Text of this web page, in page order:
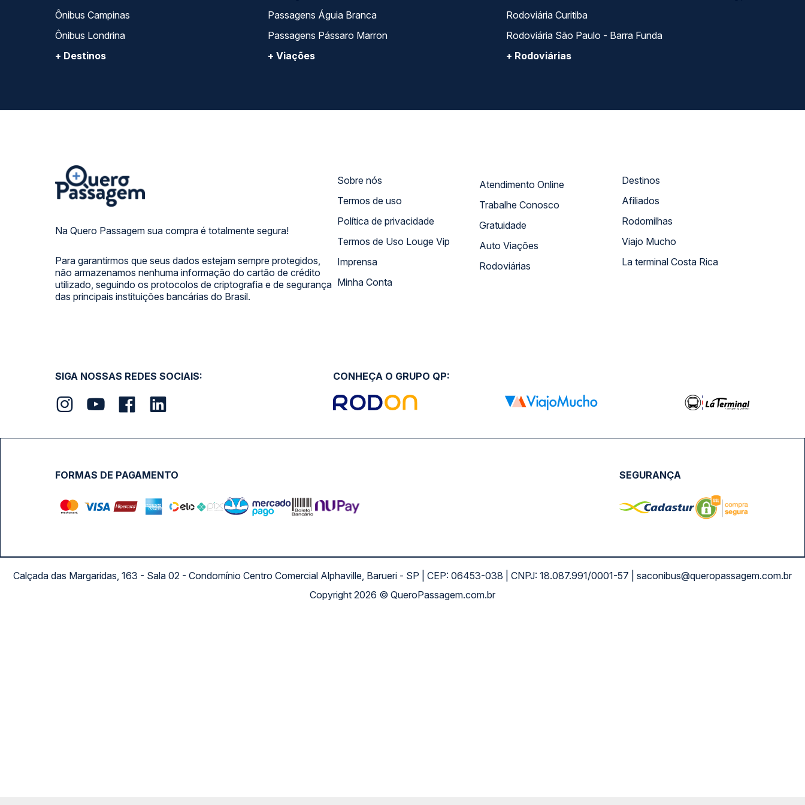
Ônibus Campinas
Ônibus Londrina
+ Destinos
Passagens Águia Branca
Passagens Pássaro Marron
+ Viações
Rodoviária Curitiba
Rodoviária São Paulo - Barra Funda
+ Rodoviárias
Na Quero Passagem sua compra é totalmente segura!
Para garantirmos que seus dados estejam sempre protegidos,
não armazenamos nenhuma informação do cartão de crédito
utilizado, seguindo os protocolos de criptografia e de segurança
das principais instituições bancárias do Brasil.
Sobre nós
Termos de uso
Política de privacidade
Termos de Uso Louge Vip
Imprensa
Minha Conta
Atendimento Online
Trabalhe Conosco
Gratuidade
Auto Viações
Rodoviárias
Destinos
Afiliados
Rodomilhas
Viajo Mucho
La terminal Costa Rica
SIGA NOSSAS REDES SOCIAIS: CONHEÇA O GRUPO QP:
FORMAS DE PAGAMENTO SEGURANÇA
Calçada das Margaridas, 163 - Sala 02 - Condomínio Centro Comercial Alphaville, Barueri - SP | CEP: 06453-038 | CNPJ: 18.087.991/0001-57 | saconibus@queropassagem.com.br
Copyright 2026 © QueroPassagem.com.br